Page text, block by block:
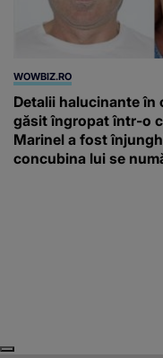
WOWBIZ.RO
Detalii halucinante în
găsit îngropat într-o
Marinel a fost
concubina lui se